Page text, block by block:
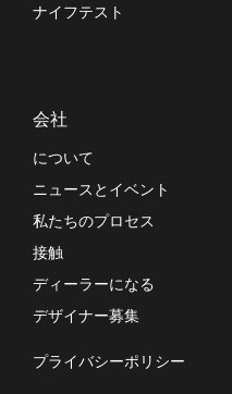
ナイフテスト
会社
について
ニュースとイベント
私たちのプロセス
接触
ディーラーになる
デザイナー募集
プライバシーポリシー